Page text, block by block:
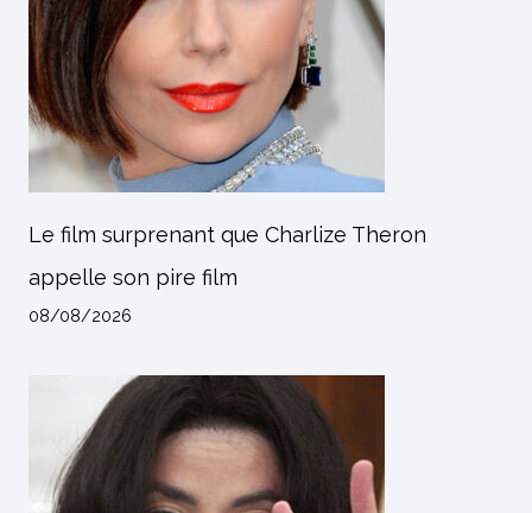
Le film surprenant que Charlize Theron
appelle son pire film
08/08/2026